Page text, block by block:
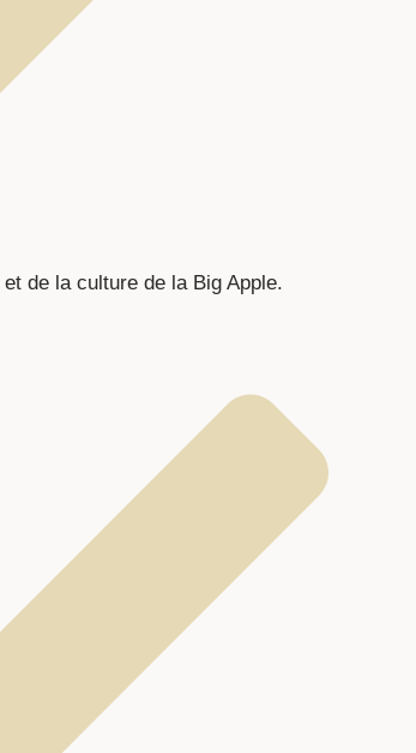
de la culture de la Big Apple.